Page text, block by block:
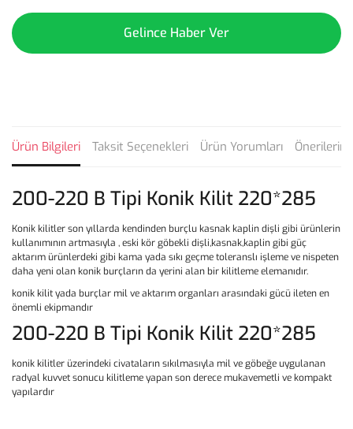
Gelince Haber Ver
Ürün Bilgileri Taksit Seçenekleri Ürün Yorumları
200-220 B Tipi Konik Kilit 220*285
Konik kilitler son yıllarda kendinden burçlu kasnak kaplin dişli gibi ürünlerin
kullanımının artmasıyla , eski kör göbekli dişli,kasnak,kaplin gibi güç
aktarım ürünlerdeki gibi kama yada sıkı geçme toleranslı işleme ve nispeten
daha yeni olan konik burçların da yerini alan bir kilitleme elemanıdır.
konik kilit yada burçlar mil ve aktarım organları arasındaki gücü ileten en
önemli ekipmandır
200-220 B Tipi Konik Kilit 220*285
konik kilitler üzerindeki civataların sıkılmasıyla mil ve göbeğe uygulanan
radyal kuvvet sonucu kilitleme yapan son derece mukavemetli ve kompakt
yapılardır